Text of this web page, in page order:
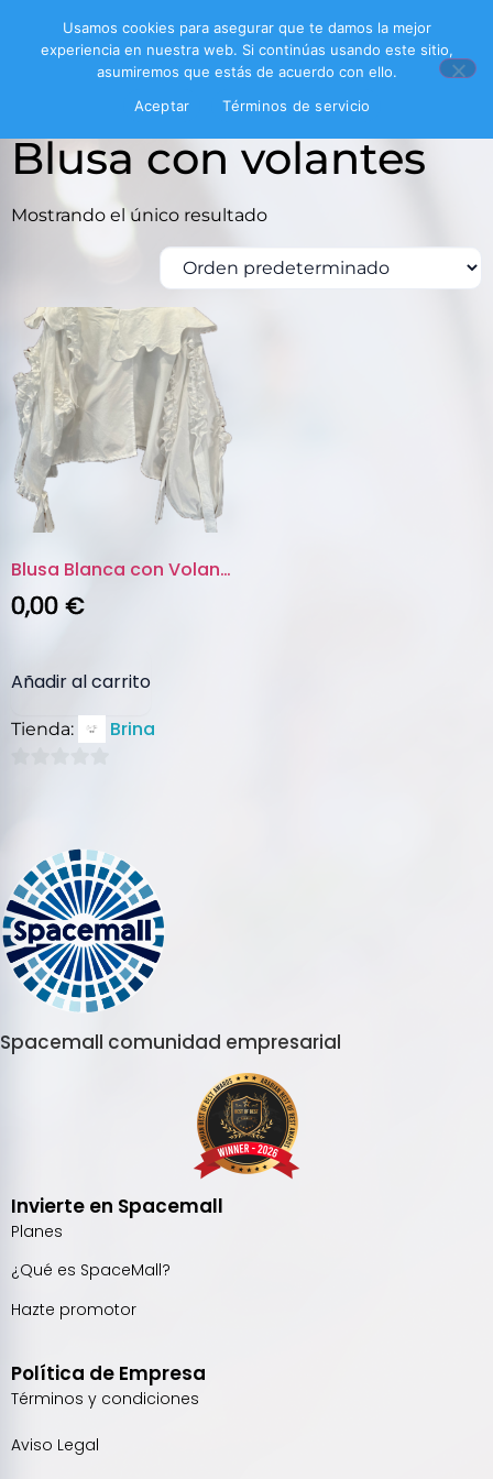
/ Productos etiquetados “Blusa con volantes”
Blusa con volantes
Mostrando el único resultado
Blusa Blanca con Volantes y Ma...
0,00€
Añadir al carrito
Tienda: Brina
Spacemall comunidad empresarial
Invierte en Spacemall
Planes
¿Qué es SpaceMall?
Hazte promotor
Política de Empresa
Términos y condiciones
Aviso Legal
Usamos cookies para asegurar que te damos la mejor
experiencia en nuestra web. Si continúas usando este sitio,
asumiremos que estás de acuerdo con ello.
Aceptar
Términos de servicio